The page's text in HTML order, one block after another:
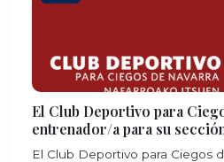
El Club Deportivo para
entrenador/a para su
El Club Deportivo para Ciegos